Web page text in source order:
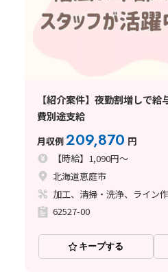
【紹介案件】夜勤割増しで
費別途支給
月収例209,870 円
【時給】1,090円～
北海道恵庭市
加工、清掃・洗浄、ライン
62527-00
キープする